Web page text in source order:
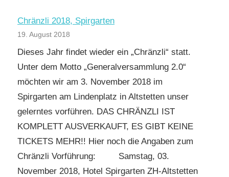
Chränzli 2018, Spirgarten
19. August 2018
Dieses Jahr findet wieder ein „Chränzli“ statt.
Unter dem Motto „Generalversammlung 2.0“
möchten wir am 3. November 2018 im
Spirgarten am Lindenplatz in Altstetten unser
gelerntes vorführen. DAS CHRÄNZLI IST
KOMPLETT AUSVERKAUFT, ES GIBT KEINE
TICKETS MEHR!! Hier noch die Angaben zum
Chränzli Vorführung: Samstag, 03.
November 2018, Hotel Spirgarten ZH-Altstetten